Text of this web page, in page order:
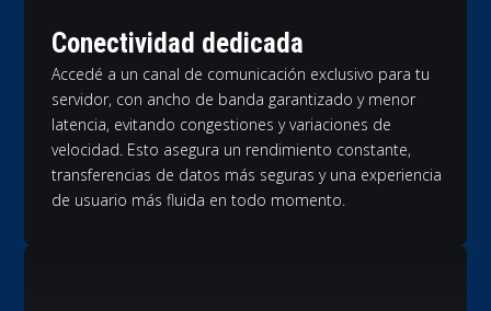
Conectividad dedicada
Accedé a un canal de comunicación exclusivo para tu
servidor, con ancho de banda garantizado y menor
latencia, evitando congestiones y variaciones de
velocidad. Esto asegura un rendimiento constante,
transferencias de datos más seguras y una experiencia
de usuario más fluida en todo momento.